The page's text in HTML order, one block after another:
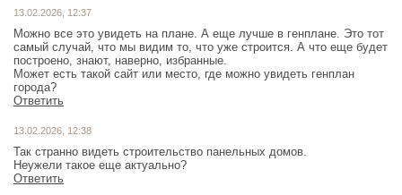
13.02.2026, 12:37
Можно все это увидеть на плане. А еще лучше в генплане. Это тот
самый случай, что мы видим то, что уже строится. А что еще будет
построено, знают, наверно, избранные.
Может есть такой сайт или место, где можно увидеть генплан
города?
Ответить
13.02.2026, 12:38
Так странно видеть строительство панельных домов.
Неужели такое еще актуально?
Ответить